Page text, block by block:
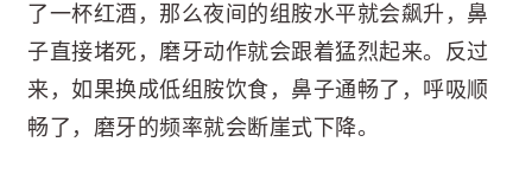
了一杯红酒，那么夜间的组胺水平就会飙升，鼻
子直接堵死，磨牙动作就会跟着猛烈起来。反过
来，如果换成低组胺饮食，鼻子通畅了，呼吸顺
畅了，磨牙的频率就会断崖式下降。